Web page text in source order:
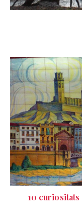
10 curiositats